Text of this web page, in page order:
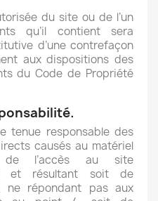
du site ou de l’un
qu’il contient sera
d’une contrefaçon
aux dispositions des
du Code de Propriété
tenue responsable des
causés au matériel
de l’accès au site
et résultant soit de
ne répondant pas aux
×